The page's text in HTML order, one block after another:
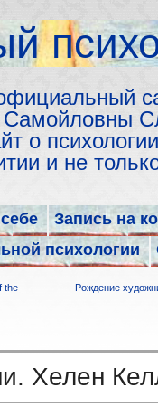
о
и не
Запись на
психологии
the Рождение
Хелен